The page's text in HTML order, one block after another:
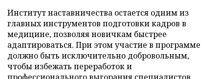
Институт наставничества остается одним из
главных инструментов подготовки кадров в
медицине, позволяя новичкам быстрее
адаптироваться. При этом участие в программе
должно быть исключительно добровольным,
чтобы избежать переработок и